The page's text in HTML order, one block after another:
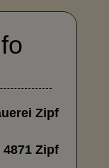
Zipf
4871 Zipf